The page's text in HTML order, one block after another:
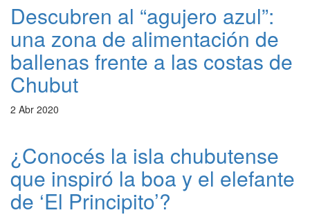
Descubren al “agujero azul”:
una zona de alimentación de
ballenas frente a las costas de
Chubut
2 Abr 2020
¿Conocés la isla chubutense
que inspiró la boa y el elefante
de ‘El Principito’?